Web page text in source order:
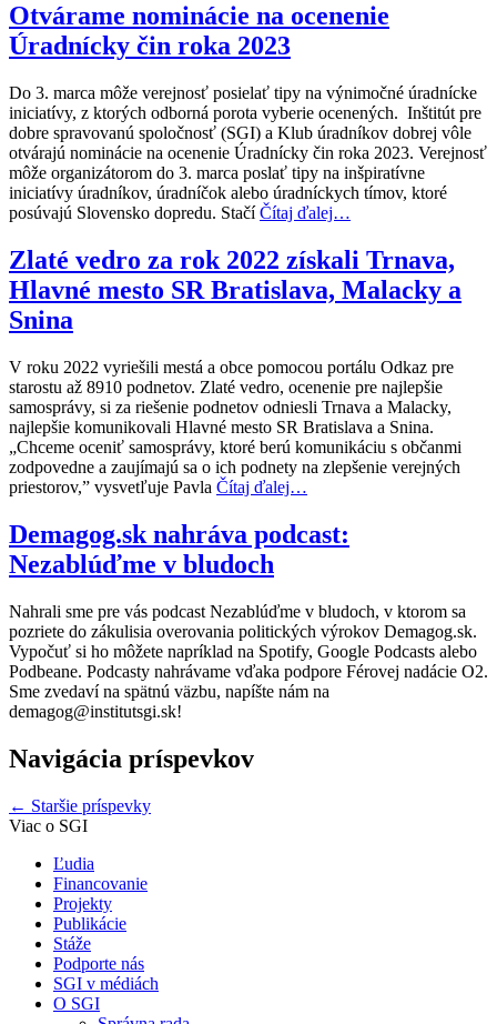
Otvárame nominácie na ocenenie
Úradnícky čin roka 2023
Do 3. marca môže verejnosť posielať tipy na výnimočné úradnícke
iniciatívy, z ktorých odborná porota vyberie ocenených. Inštitút pre
dobre spravovanú spoločnosť (SGI) a Klub úradníkov dobrej vôle
otvárajú nominácie na ocenenie Úradnícky čin roka 2023. Verejnosť
môže organizátorom do 3. marca poslať tipy na inšpiratívne
iniciatívy úradníkov, úradníčok alebo úradníckych tímov, ktoré
posúvajú Slovensko dopredu. StačíČítaj ďalej…
Zlaté vedro za rok 2022 získali Trnava,
Hlavné mesto SR Bratislava, Malacky a
Snina
V roku 2022 vyriešili mestá a obce pomocou portálu Odkaz pre
starostu až 8910 podnetov. Zlaté vedro, ocenenie pre najlepšie
samosprávy, si za riešenie podnetov odniesli Trnava a Malacky,
najlepšie komunikovali Hlavné mesto SR Bratislava a Snina.
„Chceme oceniť samosprávy, ktoré berú komunikáciu s občanmi
zodpovedne a zaujímajú sa o ich podnety na zlepšenie verejných
priestorov,” vysvetľuje Pavla Čítaj ďalej…
Demagog.sk nahráva podcast:
Nezablúďme v bludoch
Nahrali sme pre vás podcast Nezablúďme v bludoch, v ktorom sa
pozriete do zákulisia overovania politických výrokov Demagog.sk.
Vypočuť si ho môžete napríklad na Spotify, Google Podcasts alebo
Podbeane. Podcasty nahrávame vďaka podpore Férovej nadácie O2.
Sme zvedaví na spätnú väzbu, napíšte nám na
demagog@institutsgi.sk!
Navigácia príspevkov
← Staršie príspevky
Viac o SGI
Ľudia
Financovanie
Projekty
Publikácie
Stáže
Podporte nás
SGI v médiách
O SGI